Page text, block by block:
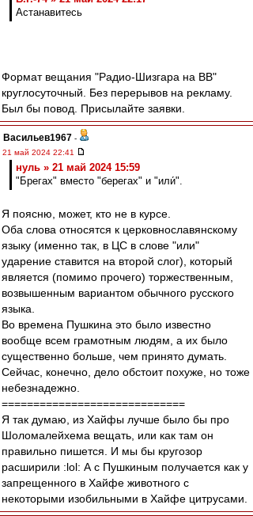
Астанавитесь
Формат вещания "Радио-Шизгара на ВВ"
круглосуточный. Без перерывов на рекламу.
Был бы повод. Присылайте заявки.
Васильев1967 -
21 май 2024 22:41
нуль » 21 май 2024 15:59
"Брегах" вместо "берегах" и "или́".
Я поясню, может, кто не в курсе.
Оба слова относятся к церковнославянскому
языку (именно так, в ЦС в слове "или"
ударение ставится на второй слог), который
является (помимо прочего) торжественным,
возвышенным вариантом обычного русского
языка.
Во времена Пушкина это было известно
вообще всем грамотным людям, а их было
существенно больше, чем принято думать.
Сейчас, конечно, дело обстоит похуже, но тоже
небезнадежно.
=============================
Я так думаю, из Хайфы лучше было бы про
Шоломалейхема вещать, или как там он
правильно пишется. И мы бы кругозор
расширили :lol: А с Пушкиным получается как у
запрещенного в Хайфе животного с
некоторыми изобильными в Хайфе цитрусами.